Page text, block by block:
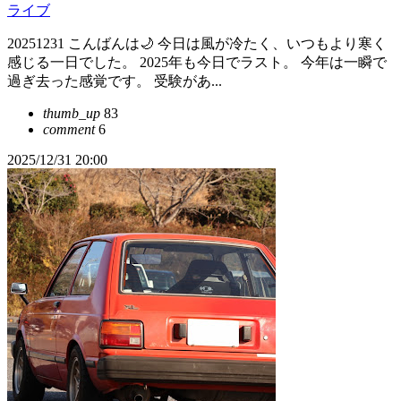
ライブ
20251231 こんばんは🌙 今日は風が冷たく、いつもより寒く
感じる一日でした。 2025年も今日でラスト。 今年は一瞬で
過ぎ去った感覚です。 受験があ...
thumb_up 83
comment6
2025/12/31 20:00